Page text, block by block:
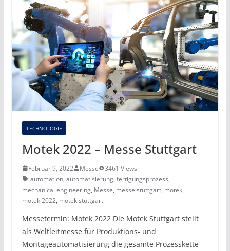
TECHNOLOGIE
Motek 2022 – Messe Stuttgart
Februar 9, 2022 Messe
3461 Views
automation, automatisierung, fertigungsprozess,
mechanical engineering, Messe, messe stuttgart, motek,
motek 2022, motek stuttgart
Messetermin: Motek 2022 Die Motek Stuttgart stellt
als Weltleitmesse für Produktions- und
Montageautomatisierung die gesamte Prozesskette